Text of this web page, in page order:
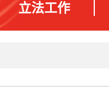
立法工作